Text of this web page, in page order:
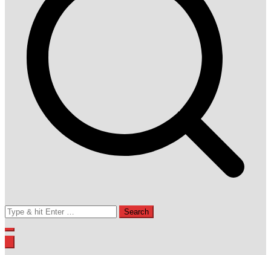
Search
for: